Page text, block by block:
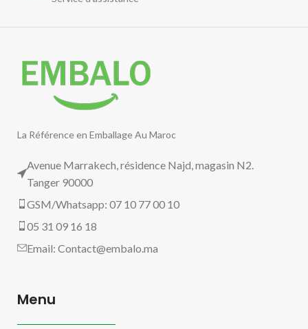
La Référence en Emballage Au Maroc
Avenue Marrakech, résidence Najd, magasin N2.
Tanger 90000
GSM/Whatsapp: 07 10 77 00 10
05 31 09 16 18
Email:Contact@embalo.ma
Menu